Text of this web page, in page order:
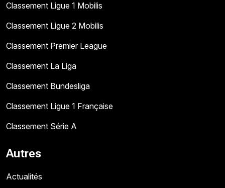
Classement Ligue 1 Mobilis
Classement Ligue 2 Mobilis
Classement Premier League
Classement La Liga
Classement Bundesliga
Classement Ligue 1 Française
Classement Série A
Autres
Actualités